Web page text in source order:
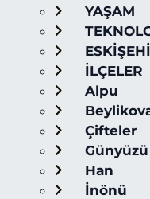
YAŞAM
İLÇELER
Alpu
Çifteler
Günyüzü
Han
İnönü